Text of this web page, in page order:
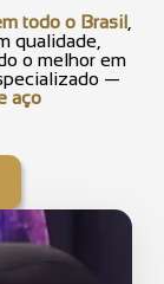
todo o Brasil
qualidade,
o melhor em
—
aço